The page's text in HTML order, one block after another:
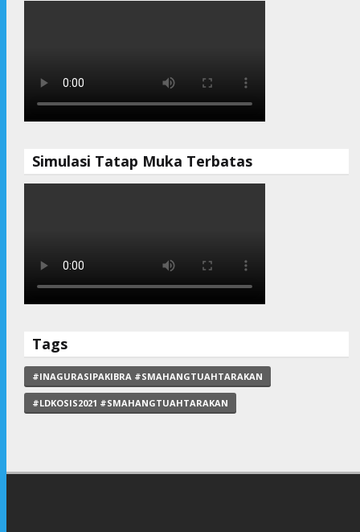
Simulasi Tatap Muka Terbatas
Tags
#INAGURASIPAKIBRA #SMAHANGTUAHTARAKAN
#LDKOSIS2021 #SMAHANGTUAHTARAKAN